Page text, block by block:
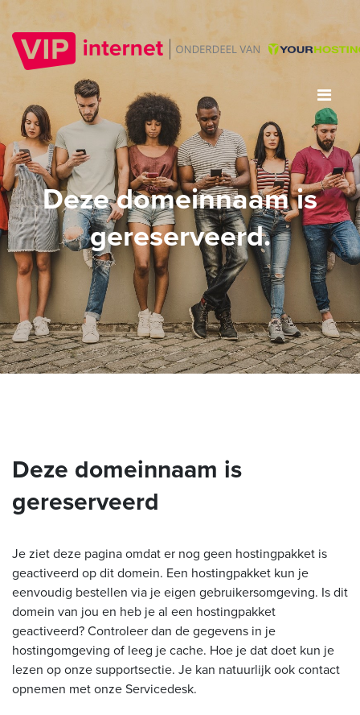
Deze domeinnaam is
gereserveerd.
Deze domeinnaam is
gereserveerd
Je ziet deze pagina omdat er nog geen hostingpakket is
geactiveerd op dit domein. Een hostingpakket kun je
eenvoudig bestellen via je eigen gebruikersomgeving. Is dit
domein van jou en heb je al een hostingpakket
geactiveerd? Controleer dan de gegevens in je
hostingomgeving of leeg je cache. Hoe je dat doet kun je
lezen op onze supportsectie. Je kan natuurlijk ook contact
opnemen met onze Servicedesk.